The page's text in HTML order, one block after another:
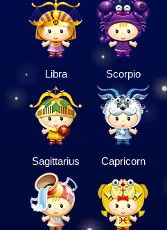
Libra Scorpio
Sagittarius Capricorn